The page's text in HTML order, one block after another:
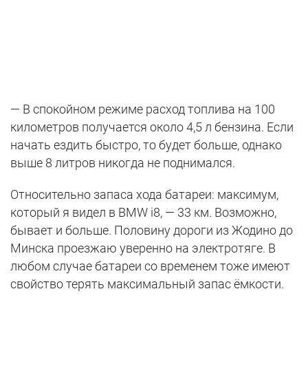
— В спокойном режиме расход топлива на 100
километров получается около 4,5 л бензина. Если
начать ездить быстро, то будет больше, однако
выше 8 литров никогда не поднимался.
Относительно запаса хода батареи: максимум,
который я видел в BMW i8, — 33 км. Возможно,
бывает и больше. Половину дороги из Жодино до
Минска проезжаю уверенно на электротяге. В
любом случае батареи со временем тоже имеют
свойство терять максимальный запас ёмкости.